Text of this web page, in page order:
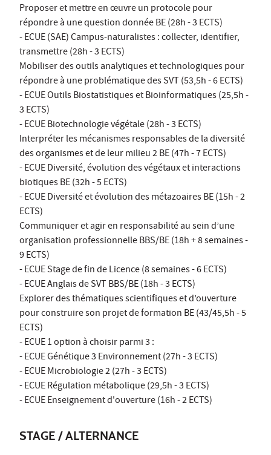
Proposer et mettre en œuvre un protocole pour
répondre à une question donnée BE (28h - 3 ECTS)
- ECUE (SAE) Campus-naturalistes : collecter, identifier,
transmettre (28h - 3 ECTS)
Mobiliser des outils analytiques et technologiques pour
répondre à une problématique des SVT (53,5h - 6 ECTS)
- ECUE Outils Biostatistiques et Bioinformatiques (25,5h -
3 ECTS)
- ECUE Biotechnologie végétale (28h - 3 ECTS)
Interpréter les mécanismes responsables de la diversité
des organismes et de leur milieu 2 BE (47h - 7 ECTS)
- ECUE Diversité, évolution des végétaux et interactions
biotiques BE (32h - 5 ECTS)
- ECUE Diversité et évolution des métazoaires BE (15h - 2
ECTS)
Communiquer et agir en responsabilité au sein d’une
organisation professionnelle BBS/BE (18h + 8 semaines -
9 ECTS)
- ECUE Stage de fin de Licence (8 semaines - 6 ECTS)
- ECUE Anglais de SVT BBS/BE (18h - 3 ECTS)
Explorer des thématiques scientifiques et d’ouverture
pour construire son projet de formation BE (43/45,5h - 5
ECTS)
- ECUE 1 option à choisir parmi 3 :
- ECUE Génétique 3 Environnement (27h - 3 ECTS)
- ECUE Microbiologie 2 (27h - 3 ECTS)
- ECUE Régulation métabolique (29,5h - 3 ECTS)
- ECUE Enseignement d'ouverture (16h - 2 ECTS)
STAGE / ALTERNANCE